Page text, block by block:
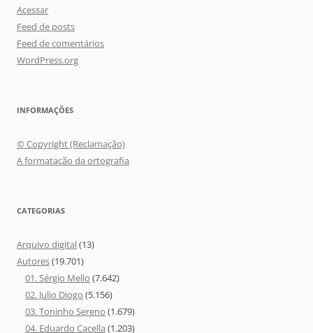
Acessar
Feed de posts
Feed de comentários
WordPress.org
INFORMAÇÕES
© Copyright (Reclamação)
A formatação da ortografia
CATEGORIAS
Arquivo digital(13)
Autores(19.701)
01. Sérgio Mello (7.642)
02. Julio Diogo (5.156)
03. Toninho Sereno (1.679)
04. Eduardo Cacella (1.203)